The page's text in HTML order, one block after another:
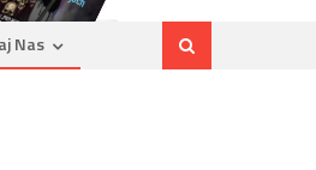
Nas